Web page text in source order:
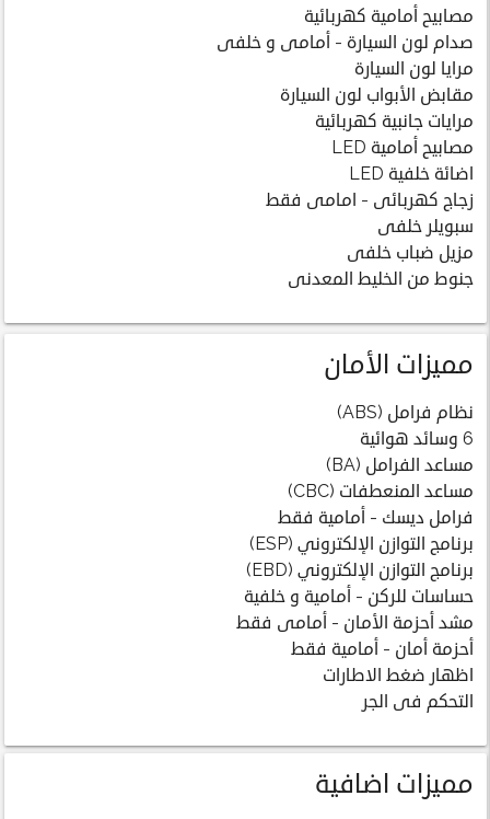
مصابيح أمامية كهربائية
صدام لون السيارة - أمامى و خلفى
مرايا لون السيارة
مقابض الأبواب لون السيارة
مرايات جانبية كهربائية
مصابيح أمامية LED
اضائة خلفية LED
زجاج كهربائى - امامى فقط
سبويلر خلفى
مزيل ضباب خلفى
جنوط من الخليط المعدنى
مميزات الأمان
نظام فرامل (ABS)
6 وسائد هوائية
مساعد الفرامل (BA)
مساعد المنعطفات (CBC)
فرامل ديسك - أمامية فقط
برنامج التوازن الإلكتروني (ESP)
برنامج التوازن الإلكتروني (EBD)
حساسات للركن - أمامية و خلفية
مشد أحزمة الأمان - أمامى فقط
أحزمة أمان - أمامية فقط
اظهار ضغط الاطارات
التحكم فى الجر
مميزات اضافية